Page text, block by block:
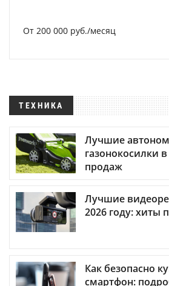
От 200 000 руб./месяц
ТЕХНИКА
Лучшие
газонокосилки
продаж
Лучшие
2026 году: хиты
Как безопасно
смартфон: